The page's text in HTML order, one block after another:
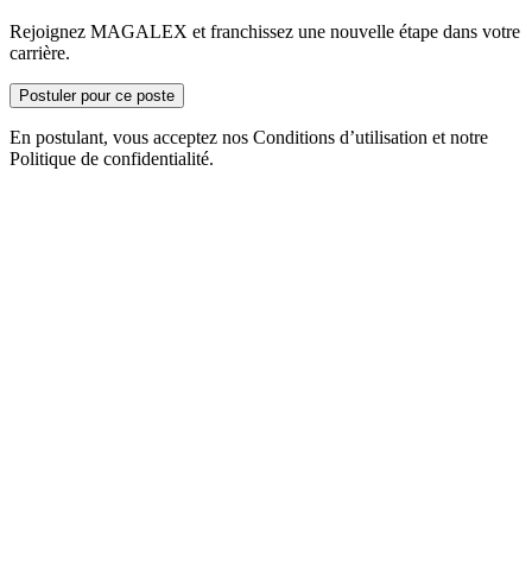
Rejoignez MAGALEX et franchissez une nouvelle étape dans votre
carrière.
Postuler pour ce poste
En postulant, vous acceptez nos Conditions d’utilisation et notre
Politique de confidentialité.